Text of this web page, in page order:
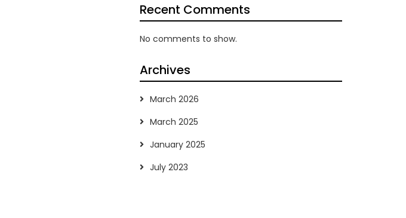
Recent Comments
No comments to show.
Archives
March 2026
March 2025
January 2025
July 2023